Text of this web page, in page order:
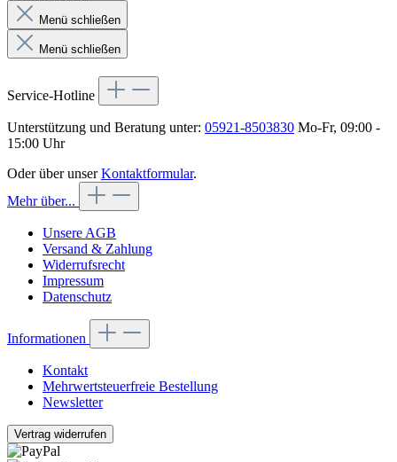
Menü schließen
Menü schließen
Service-Hotline
Unterstützung und Beratung unter: 05921-8503830 Mo-Fr, 09:00 -
15:00 Uhr
Oder über unserKontaktformular.
Mehr über...
Unsere AGB
Versand & Zahlung
Widerrufsrecht
Impressum
Datenschutz
Informationen
Kontakt
Mehrwertsteuerfreie Bestellung
Newsletter
Vertrag widerrufen